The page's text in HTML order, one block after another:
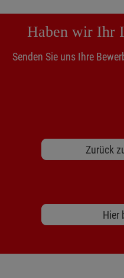
Haben wir Ihr
Senden Sie uns Ihre
Zurück
Hier